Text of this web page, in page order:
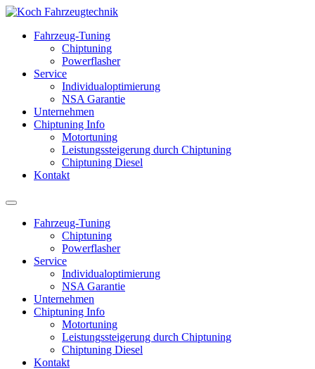
Fahrzeug-Tuning
Chiptuning
Powerflasher
Service
Individualoptimierung
NSA Garantie
Unternehmen
Chiptuning Info
Motortuning
Leistungssteigerung durch Chiptuning
Chiptuning Diesel
Kontakt
Fahrzeug-Tuning
Chiptuning
Powerflasher
Service
Individualoptimierung
NSA Garantie
Unternehmen
Chiptuning Info
Motortuning
Leistungssteigerung durch Chiptuning
Chiptuning Diesel
Kontakt